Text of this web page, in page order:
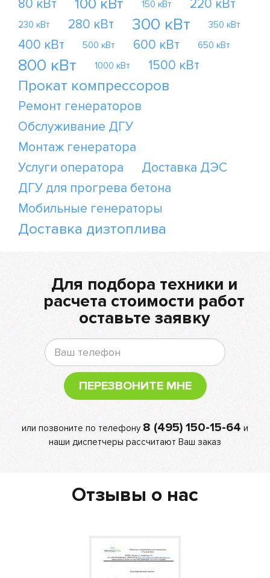
80 кВт 100 кВт 150 кВт 220 кВт
230 кВт 280 кВт 300 кВт 350 кВт
400 кВт 500 кВт 600 кВт 650 кВт
800 кВт 1000 кВт 1500 кВт
Прокат компрессоров
Ремонт генераторов
Обслуживание ДГУ
Монтаж генератора
Услуги оператора
Доставка ДЭС
ДГУ для прогрева бетона
Мобильные генераторы
Доставка дизтоплива
Для подбора техники и
расчета стоимости работ
оставьте заявку
ПЕРЕЗВОНИТЕ МНЕ
или позвоните по телефону 8 (495) 150-15-64 и
наши диспетчеры рассчитают Ваш заказ
Отзывы о нас